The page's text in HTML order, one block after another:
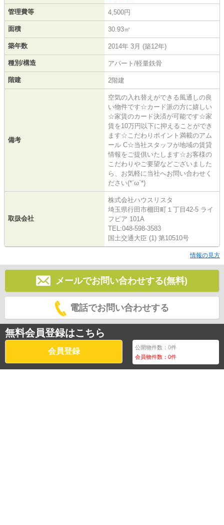
管理費等 4,500円
面積 30.93㎡
築年数 2014年 3月 (築12年)
種別/構造 アパート/軽量鉄骨
階建 2階建
備考
空気の入れ替えができる風通しの良
い物件です☆カード派の方に嬉しい
☆家賃のカード決済が可能です☆家
賃を10万円以下に抑えることができ
ます☆こだわりポイント満載のアム
ール C☆当社スタッフが地域の賃貸
情報をご提供いたします☆お客様の
こだわりやご要望などございました
ら、お気軽に当社へお問い合わせく
ださい(*´ω`*)
取扱会社
株式会社ハウスリスタ
埼玉県行田市棚田町１丁目42-5 ライ
フピア 101A
TEL:048-598-3583
国土交通大臣 (1) 第10510号
情報の見方
メールでお問い合わせする(無料)
電話でお問い合わせする
無料会員登録はこちら
会員登録 公開物件数：0件
会員物件数：0件